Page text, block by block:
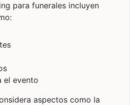
para funerales incluyen
el evento
aspectos como la